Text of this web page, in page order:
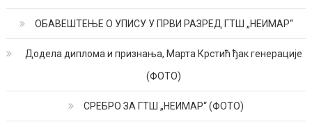
ОБАВЕШТЕЊЕ О УПИСУ У ПРВИ РАЗРЕД ГТШ „НЕИМАР“
Додела диплома и признања, Марта Крстић ђак генерације
(ФОТО)
СРЕБРО ЗА ГТШ „НЕИМАР“ (ФОТО)